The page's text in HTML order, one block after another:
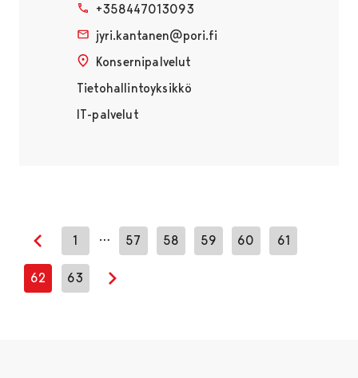
+358447013093
jyri.kantanen@pori.fi
Konsernipalvelut
Tietohallintoyksikkö
IT-palvelut
Edellinen sivu
1 … 57 58 59 60 61
62 63